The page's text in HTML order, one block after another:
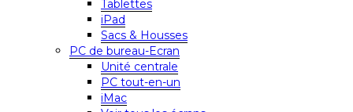
Tablettes
iPad
Sacs & Housses
PC de bureau-Ecran
Unité centrale
PC tout-en-un
iMac